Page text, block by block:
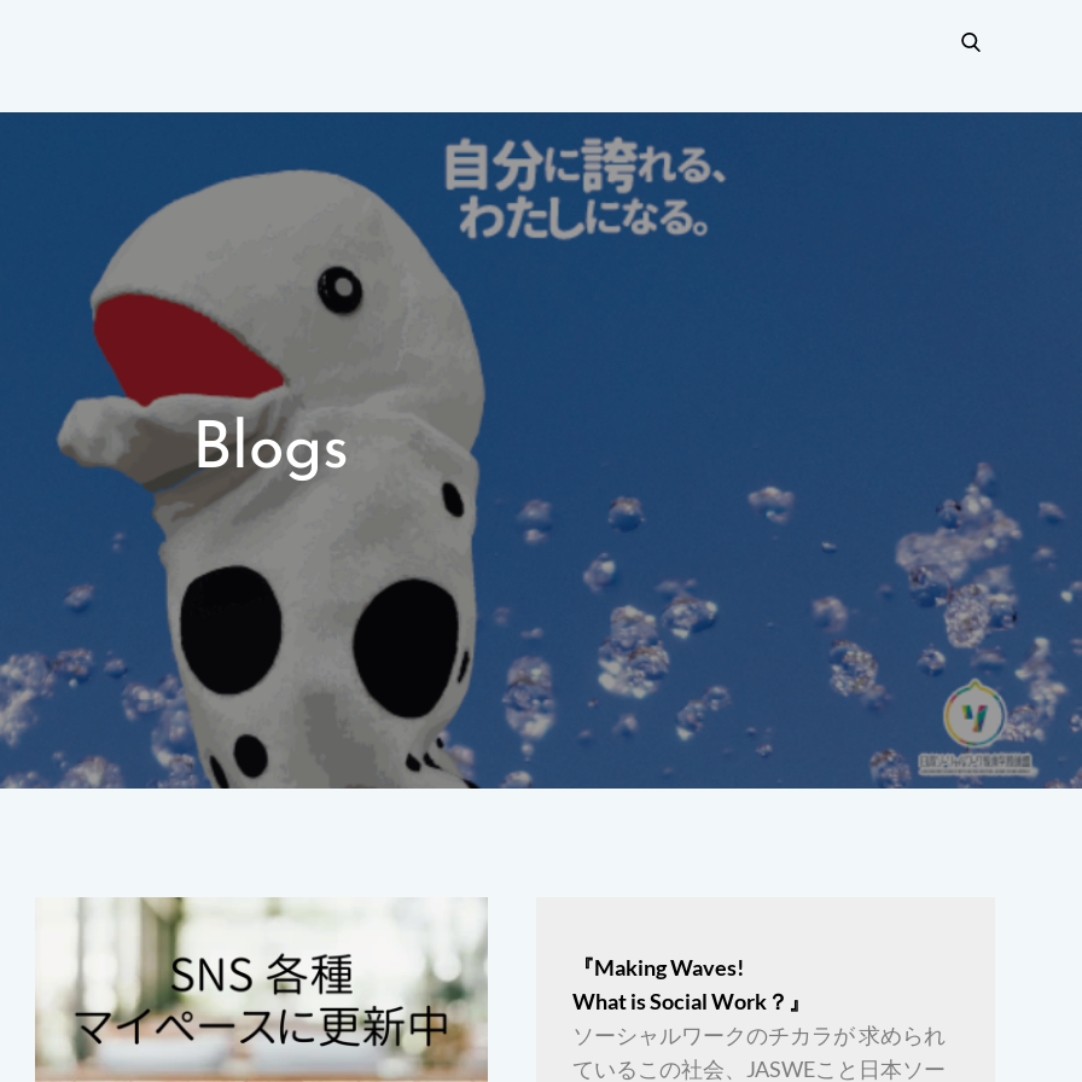
Blogs
『Making Waves!
What is Social Work？』
ソーシャルワークのチカラが 求められ
ているこの社会、JASWEこと日本ソー